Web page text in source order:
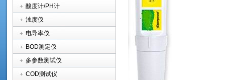
酸度计/PH计
浊度仪
电导率仪
BOD测定仪
多参数测试仪
COD测试仪